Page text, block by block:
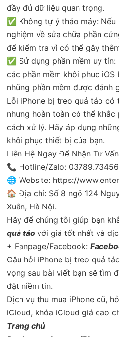
đầy đủ dữ liệu quan trọng.
✅ Không tự ý tháo máy: Nếu
nghiệm về sửa chữa phần
để kiểm tra vì có thể gây
✅ Sử dụng phần mềm uy
các phần mềm khôi phục iOS
những phần mềm được đánh
Lỗi iPhone bị treo quả táo có
nhưng hoàn toàn có thể
cách xử lý. Hãy áp dụng
khôi phục thiết bị của bạn.
Liên Hệ Ngay Để Nhận Tư
📞 Hotline/Zalo: 03789.73456
🌐 Website: https://
🏠 Địa chỉ: Số 8 ngõ 124
Xuân, Hà Nội.
Hãy để chúng tôi giúp bạn
quả táo với giá tốt nhất và
+ Fanpage/Facebook:
Câu hỏi iPhone bị treo quả
vọng sau bài viết bạn sẽ tìm
đặt niềm tin.
Dịch vụ thu mua iPhone cũ,
iCloud, khóa iCloud giá cao
Trang chủ